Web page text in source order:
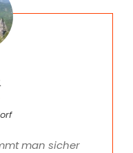
man sicher